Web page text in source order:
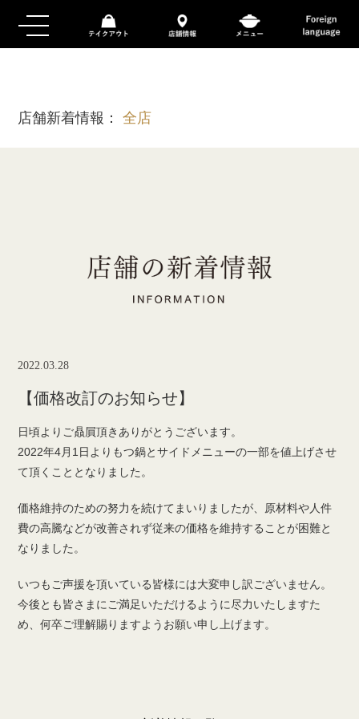
店舗新着情報：全店
2022.03.28
【価格改訂のお知らせ】
日頃よりご贔屓頂きありがとうございます。
2022年4月1日よりもつ鍋とサイドメニューの一部を値上げさせ
て頂くこととなりました。
価格維持のための努力を続けてまいりましたが、原材料や人件
費の高騰などが改善されず従来の価格を維持することが困難と
なりました。
いつもご声援を頂いている皆様には大変申し訳ございません。
今後とも皆さまにご満足いただけるように尽力いたしますた
め、何卒ご理解賜りますようお願い申し上げます。